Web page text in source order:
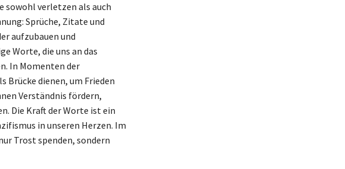
sowohl verletzen als auch
Sprüche, Zitate und
aufzubauen und
Worte, die uns an das
In Momenten der
Brücke dienen, um Frieden
Verständnis fördern,
Die Kraft der Worte ist ein
in unseren Herzen. Im
Trost spenden, sondern